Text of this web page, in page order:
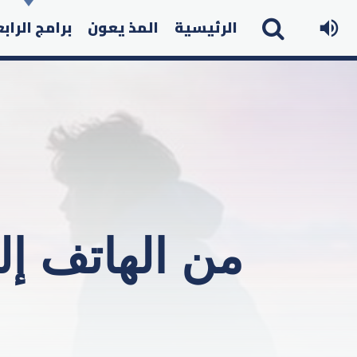
الرئيسية المذ يعون برامج
من الهاتف